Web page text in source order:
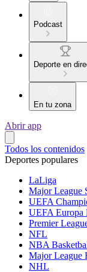
Podcast
Deporte en
En tu zona
Abrir app
Todos los contenidos
Deportes populares
LaLiga
Major League
UEFA
UEFA Europa
Premier
NFL
NBA
Major League
NHL